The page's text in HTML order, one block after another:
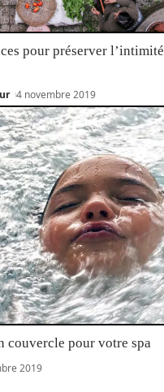
pour préserver
4 novembre 2019
couvercle pour votre spa
2019